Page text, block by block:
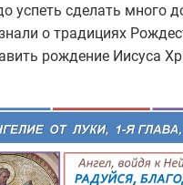
успеть сделать много
о традициях
рождение Иисуса